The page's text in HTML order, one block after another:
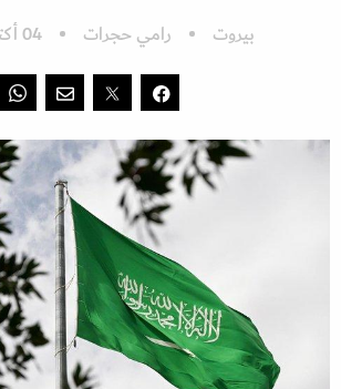
بيروت رامي حجرات 04 أكتوبر 2023